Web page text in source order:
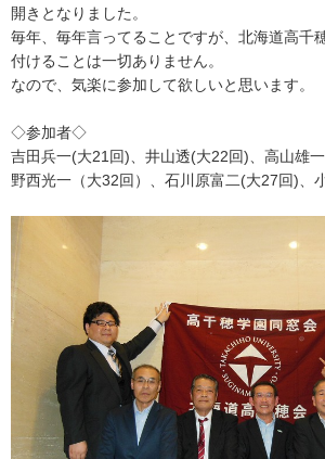
開きとなりました。
毎年、毎年言ってることですが、北海道高千
付けることは一切ありません。
なので、気楽に参加して欲しいと思います。
◇参加者◇
吉田兵一(大21回)、井山透(大22回)、高山雄一
野西光一（大32回）、石川原富二(大27回)、